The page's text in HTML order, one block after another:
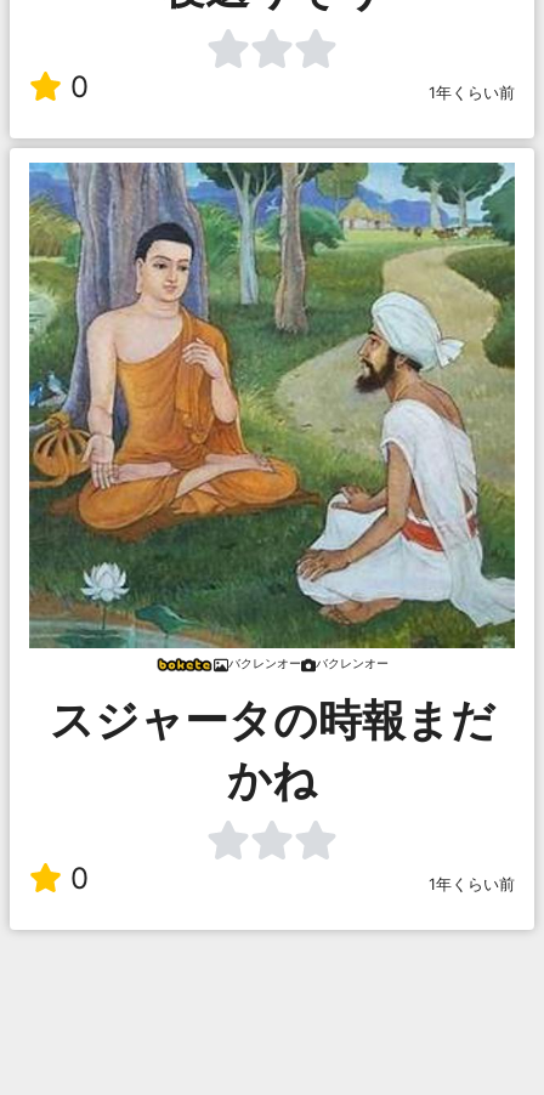
0 1年くらい前
バクレンオー バクレンオー
スジャータの時報まだ
かね
0 1年くらい前